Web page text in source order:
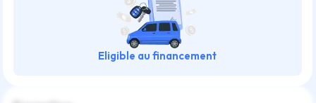
Eligible au financement